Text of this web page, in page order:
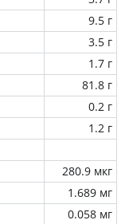
9.5 г
3.5 г
1.7 г
81.8 г
0.2 г
1.2 г
280.9 мкг
1.689 мг
0.058 мг